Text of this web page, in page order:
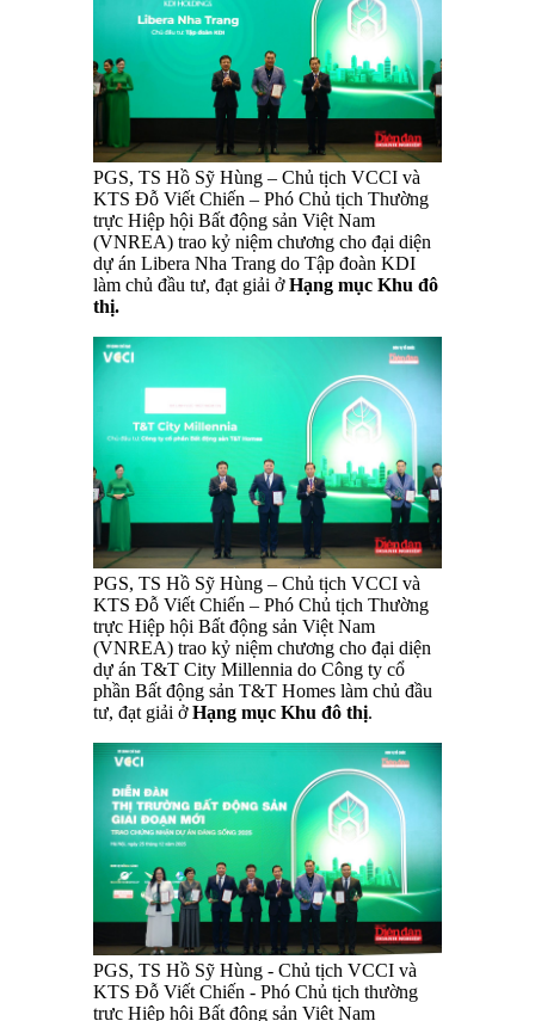
PGS, TS Hồ Sỹ Hùng – Chủ tịch VCCI và
KTS Đỗ Viết Chiến – Phó Chủ tịch Thường
trực Hiệp hội Bất động sản Việt Nam
(VNREA) trao kỷ niệm chương cho đại diện
dự án Libera Nha Trang do Tập đoàn KDI
làm chủ đầu tư, đạt giải ởHạng mục Khu đô
thị.
PGS, TS Hồ Sỹ Hùng – Chủ tịch VCCI và
KTS Đỗ Viết Chiến – Phó Chủ tịch Thường
trực Hiệp hội Bất động sản Việt Nam
(VNREA) trao kỷ niệm chương cho đại diện
dự án T&T City Millennia do Công ty cổ
phần Bất động sản T&T Homes làm chủ đầu
tư, đạt giải ởHạng mục Khu đô thị.
PGS, TS Hồ Sỹ Hùng - Chủ tịch VCCI và
KTS Đỗ Viết Chiến - Phó Chủ tịch thường
trực Hiệp hội Bất động sản Việt Nam